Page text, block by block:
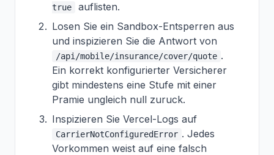
true
auflisten.
Losen Sie ein Sandbox-Entsperren aus
und inspizieren Sie die Antwort von
/api/mobile/insurance/cover/quote .
Ein korrekt konfigurierter Versicherer
gibt mindestens eine Stufe mit einer
Pramie ungleich null zuruck.
Inspizieren Sie Vercel-Logs auf
CarrierNotConfiguredError . Jedes
Vorkommen weist auf eine falsch